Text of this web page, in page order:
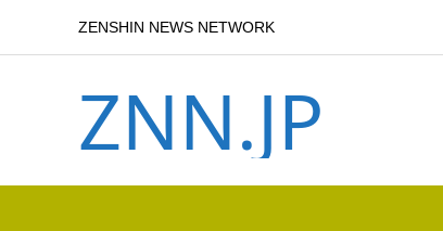
ZENSHIN NEWS NETWORK
ZNN.JP